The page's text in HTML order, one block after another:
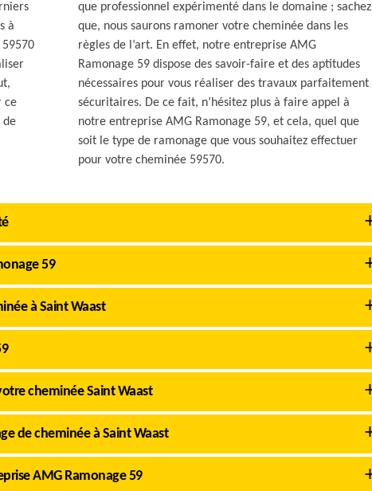
à
ce
de
que professionnel expérimenté dans le domaine ; sachez
que, nous saurons ramoner votre cheminée dans les
règles de l’art. En effet, notre entreprise AMG
Ramonage 59 dispose des savoir-faire et des aptitudes
nécessaires pour vous réaliser des travaux parfaitement
sécuritaires. De ce fait, n’hésitez plus à faire appel à
notre entreprise AMG Ramonage 59, et cela, quel que
soit le type de ramonage que vous souhaitez effectuer
pour votre cheminée 59570.
59
à Saint Waast
cheminée Saint Waast
de cheminée à Saint Waast
AMG Ramonage 59